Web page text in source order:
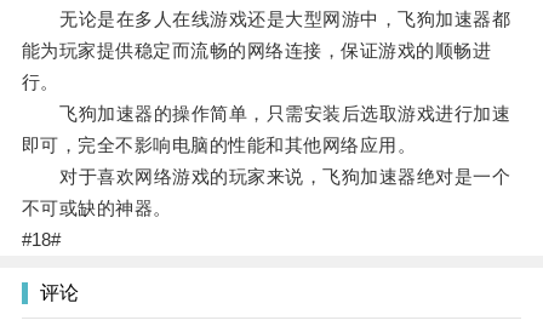
无论是在多人在线游戏还是大型网游中，飞狗加速器都
能为玩家提供稳定而流畅的网络连接，保证游戏的顺畅进
行。
飞狗加速器的操作简单，只需安装后选取游戏进行加速
即可，完全不影响电脑的性能和其他网络应用。
对于喜欢网络游戏的玩家来说，飞狗加速器绝对是一个
不可或缺的神器。
#18#
评论